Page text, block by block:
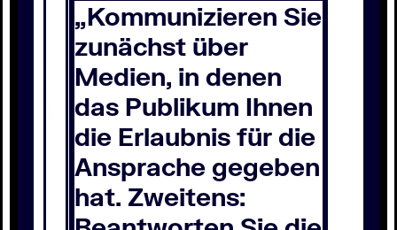
„Kommunizieren Sie
zunächst über
Medien, in denen
das Publikum Ihnen
die Erlaubnis für die
Ansprache gegeben
hat. Zweitens: